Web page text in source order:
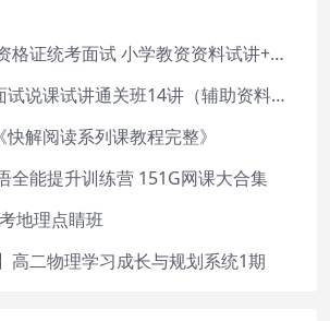
2021年教师资格证统考面试 小学教资资料试讲+答辩
中小学美术面试说课试讲通关班14讲（辅助资料第一套）
解阅读系列课教程完整》
全能提升训练营 151G网课大合集
地理点睛班
高二物理学习成长与规划系统1期